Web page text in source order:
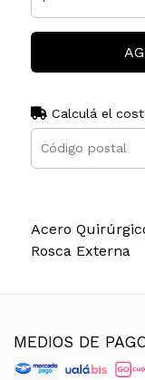
Calculá el
Acero
Rosca Externa
MEDIOS DE